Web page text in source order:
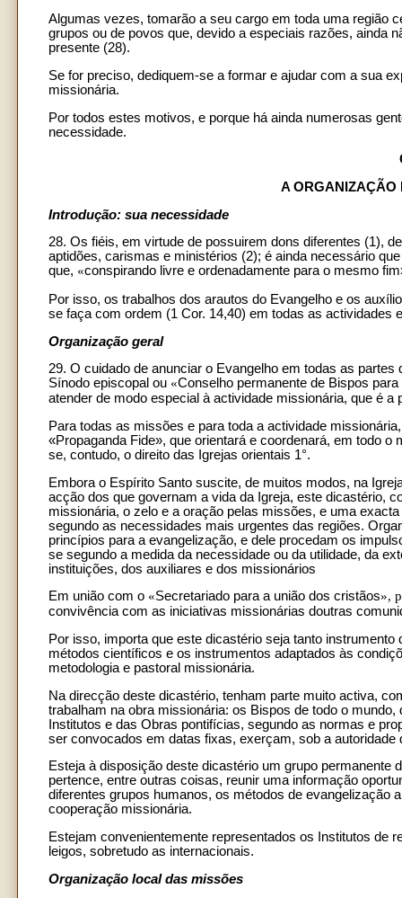
Algumas vezes, tomarão a seu cargo em toda uma região
grupos ou de povos que, devido a especiais razões, ainda
presente (28).
Se for preciso, dediquem-se a formar e ajudar com a sua
missionária.
Por todos estes motivos, e porque há ainda numerosas
necessidade.
A ORGANIZAÇÃO
Introdução: sua necessidade
28. Os fiéis, em virtude de possuirem dons diferentes (1),
aptidões, carismas e ministérios (2); é ainda necessário
que, «conspirando livre e ordenadamente para o mesmo
Por isso, os trabalhos dos arautos do Evangelho e os
se faça com ordem (1 Cor. 14,40) em todas as actividades
Organização geral
29. O cuidado de anunciar o Evangelho em todas as
Sínodo episcopal ou «Conselho permanente de Bispos
atender de modo especial à actividade missionária, que é a
Para todas as missões e para toda a actividade
«Propaganda Fide», que orientará e coordenará, em todo
se, contudo, o direito das Igrejas orientais 1°.
Embora o Espírito Santo suscite, de muitos modos, na
acção dos que governam a vida da Igreja, este dicastério,
missionária, o zelo e a oração pelas missões, e uma
segundo as necessidades mais urgentes das regiões.
princípios para a evangelização, e dele procedam os
se segundo a medida da necessidade ou da utilidade, da
instituições, dos auxiliares e dos missionários
Em união com o «Secretariado para a união dos cristãos»,
convivência com as iniciativas missionárias doutras
Por isso, importa que este dicastério seja tanto
métodos científicos e os instrumentos adaptados às
metodologia e pastoral missionária.
Na direcção deste dicastério, tenham parte muito activa,
trabalham na obra missionária: os Bispos de todo o
Institutos e das Obras pontifícias, segundo as normas e
ser convocados em datas fixas, exerçam, sob a
Esteja à disposição deste dicastério um grupo
pertence, entre outras coisas, reunir uma informação
diferentes grupos humanos, os métodos de evangelização
cooperação missionária.
Estejam convenientemente representados os Institutos de
leigos, sobretudo as internacionais.
Organização local das missões